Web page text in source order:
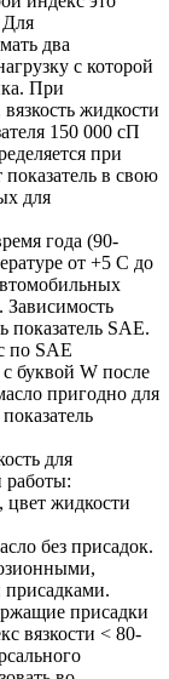
Для
два
с которой
При
жидкости
150 000 сП
при
в свою
для
года (90-
от +5 С до
Зависимость
показатель SAE.
по SAE
буквой W после
пригодно для
для
работы:
цвет жидкости
без присадок.
присадки
вязкости < 80-